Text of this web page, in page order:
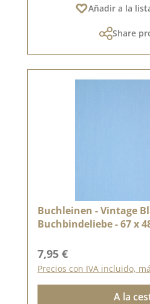
Añadir a la
Share
Buchleinen - Vintage
Buchbindeliebe - 67 x
Precio normal:
7,95 €
Precios con IVA incluido,
A la